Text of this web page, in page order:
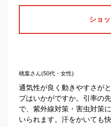
ショ
桃葉さん(50代・女性)
通気性が良く動きやすさが
プはいかがですか。引率の
で、紫外線対策・害虫対策
いられます。汗をかいても